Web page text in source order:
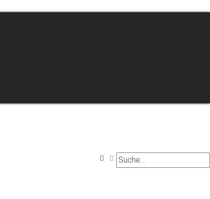
SucheErweiterte Suche